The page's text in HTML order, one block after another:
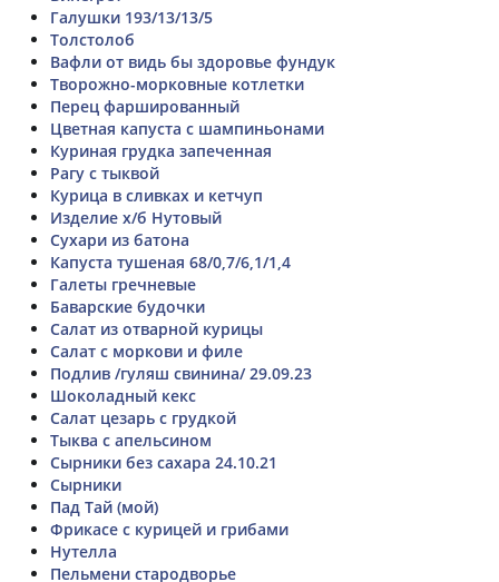
Галушки 193/13/13/5
Толстолоб
Вафли от видь бы здоровье фундук
Творожно-морковные котлетки
Перец фаршированный
Цветная капуста с шампиньонами
Куриная грудка запеченная
Рагу с тыквой
Курица в сливках и кетчуп
Изделие х/б Нутовый
Сухари из батона
Капуста тушеная 68/0,7/6,1/1,4
Галеты гречневые
Баварские будочки
Салат из отварной курицы
Салат с моркови и филе
Подлив /гуляш свинина/ 29.09.23
Шоколадный кекс
Салат цезарь с грудкой
Тыква с апельсином
Сырники без сахара 24.10.21
Сырники
Пад Тай (мой)
Фрикасе с курицей и грибами
Нутелла
Пельмени стародворье